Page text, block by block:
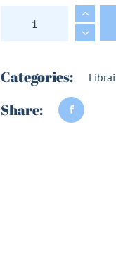
COFFRET
Categories:
Share: